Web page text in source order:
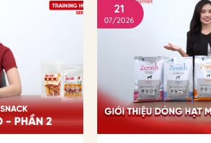
21
07/2026